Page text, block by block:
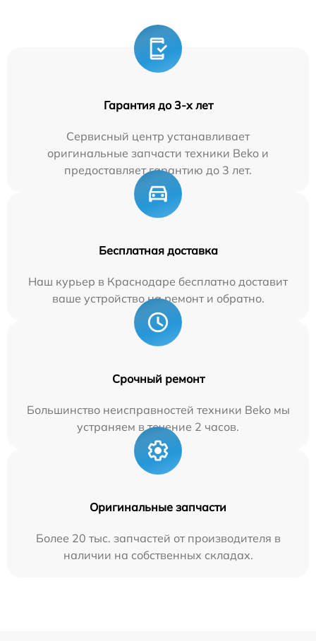
Гарантия до 3-х лет
Сервисный центр устанавливает
оригинальные запчасти техники Beko и
предоставляет гарантию до 3 лет.
Бесплатная доставка
Наш курьер в Краснодаре бесплатно доставит
ваше устройство на ремонт и обратно.
Срочный ремонт
Большинство неисправностей техники Beko мы
устраняем в течение 2 часов.
Оригинальные запчасти
Более 20 тыс. запчастей от производителя в
наличии на собственных складах.